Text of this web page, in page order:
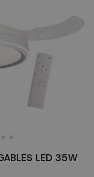
LED 35W